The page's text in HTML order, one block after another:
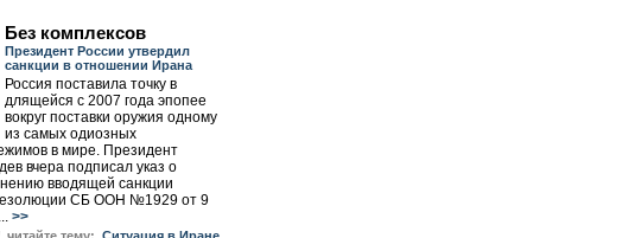
Без комплексов
Президент России утвердил
санкции в отношении Ирана
Россия поставила точку в
длящейся с 2007 года эпопее
вокруг поставки оружия одному
из самых одиозных
в мире. Президент
вчера подписал указ о
вводящей санкции
СБ ООН №1929 от 9
>>